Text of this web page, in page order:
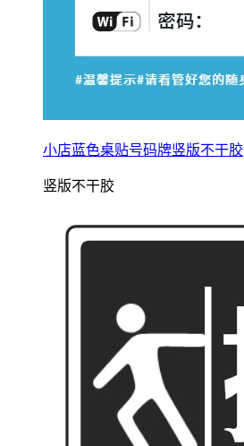
小店蓝色桌贴号码牌竖版不干胶
竖版不干胶